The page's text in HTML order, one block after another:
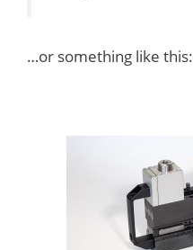
…or something like this: